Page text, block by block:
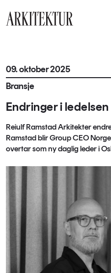
09. oktober 2025
Bransje
Endringer i ledelsen
Reiulf Ramstad Arkitekter
Ramstad blir Group CEO
overtar som ny daglig leder i